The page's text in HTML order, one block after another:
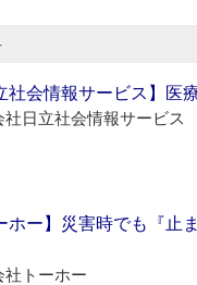
社会情報サービス】医
社日立社会情報サービス
ホー】災害時でも『
社トーホー